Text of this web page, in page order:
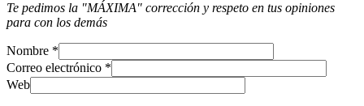
Te pedimos la "MÁXIMA" corrección y respeto en tus opiniones
para con los demás
Nombre *
Correo electrónico *
Web